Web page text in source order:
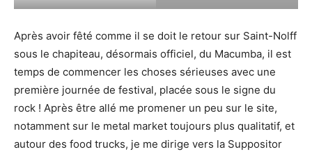
Après avoir fêté comme il se doit le retour sur Saint-Nolff
sous le chapiteau, désormais officiel, du Macumba, il est
temps de commencer les choses sérieuses avec une
première journée de festival, placée sous le signe du
rock ! Après être allé me promener un peu sur le site,
notamment sur le metal market toujours plus qualitatif, et
autour des food trucks, je me dirige vers la Suppositor